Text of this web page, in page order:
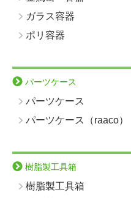
ガラス容器
ポリ容器
パーツケース
パーツケース
パーツケース（raaco）
樹脂製工具箱
樹脂製工具箱